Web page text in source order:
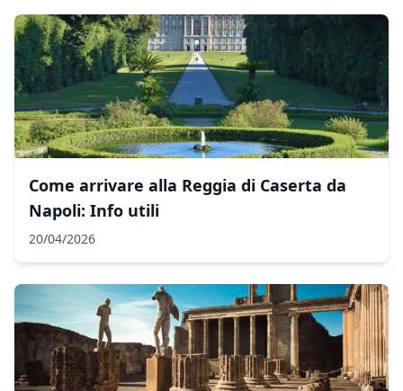
Come arrivare alla Reggia di Caserta da
Napoli: Info utili
20/04/2026